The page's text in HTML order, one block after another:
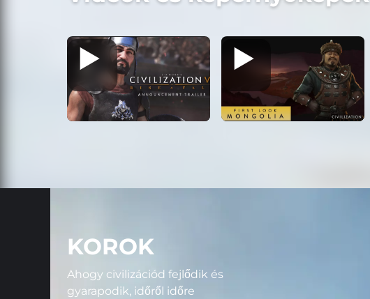
KOROK
Ahogy civilizációd fejlődik és
gyarapodik, időről időre